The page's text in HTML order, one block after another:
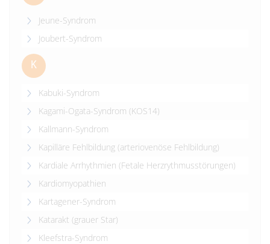
Jeune-Syndrom
Joubert-Syndrom
K
Kabuki-Syndrom
Kagami-Ogata-Syndrom (KOS14)
Kallmann-Syndrom
Kapilläre Fehlbildung (arteriovenöse Fehlbildung)
Kardiale Arrhythmien (Fetale Herzrythmusstörungen)
Kardiomyopathien
Kartagener-Syndrom
Katarakt (grauer Star)
Kleefstra-Syndrom